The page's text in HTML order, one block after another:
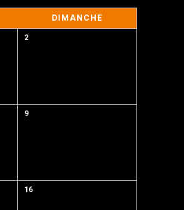
DIMANCHE
2
9
16